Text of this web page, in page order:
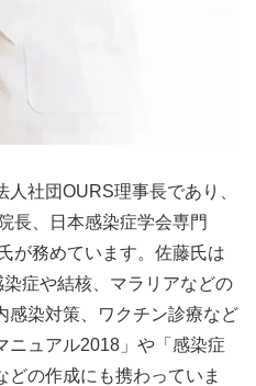
社団OURS理事長であり、
長、日本感染症学会専門
が務めています。佐藤氏は
症や結核、マラリアなどの
感染対策、ワクチン診療など
ニュアル2018」や「感染症
どの作成にも携わっていま